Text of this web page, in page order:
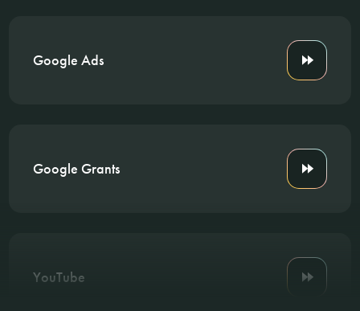
Google Ads
Google Grants
YouTube